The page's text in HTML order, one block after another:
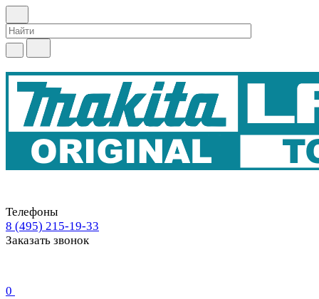
Телефоны
8 (495) 215-19-33
Заказать звонок
0